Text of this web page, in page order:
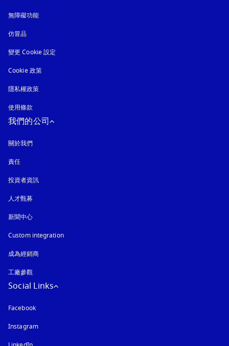
無障礙功能
仿冒品
變更 Cookie 設定
Cookie 政策以新標籤頁開啟
隱私權政策
使用條款
我們的公司
關於我們
責任
投資者資訊
人才甄募
新聞中心
Custom integration
成為經銷商
工廠參觀
Social Links
Facebook
Instagram以新標籤頁開啟